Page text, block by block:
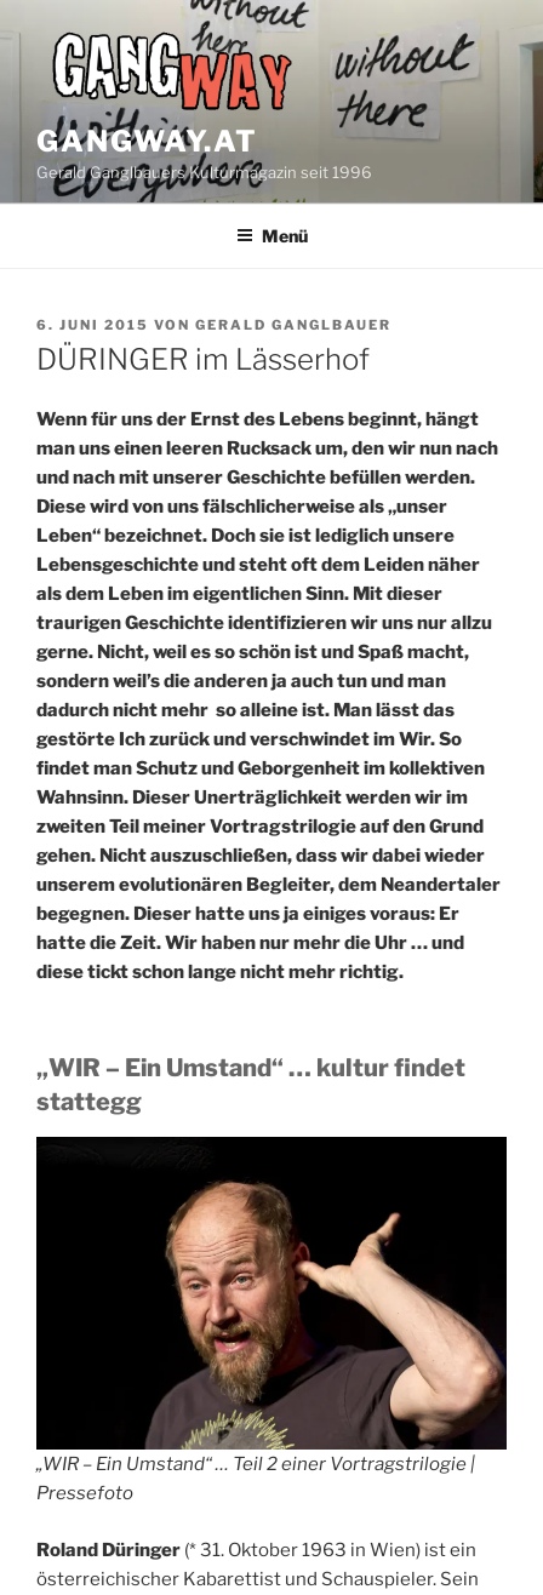
springen
GANGWAY.AT
Gerald Ganglbauers Kulturmagazin seit 1996
Menü
VERÖFFENTLICHT
AM
6. JUNI 2015 VON GERALD GANGLBAUER
DÜRINGER im Lässerhof
Wenn für uns der Ernst des Lebens beginnt, hängt
man uns einen leeren Rucksack um, den wir nun nach
und nach mit unserer Geschichte befüllen werden.
Diese wird von uns fälschlicherweise als „unser
Leben“ bezeichnet. Doch sie ist lediglich unsere
Lebensgeschichte und steht oft dem Leiden näher
als dem Leben im eigentlichen Sinn. Mit dieser
traurigen Geschichte identifizieren wir uns nur allzu
gerne. Nicht, weil es so schön ist und Spaß macht,
sondern weil’s die anderen ja auch tun und man
dadurch nicht mehr so alleine ist. Man lässt das
gestörte Ich zurück und verschwindet im Wir. So
findet man Schutz und Geborgenheit im kollektiven
Wahnsinn. Dieser Unerträglichkeit werden wir im
zweiten Teil meiner Vortragstrilogie auf den Grund
gehen. Nicht auszuschließen, dass wir dabei wieder
unserem evolutionären Begleiter, dem Neandertaler
begegnen. Dieser hatte uns ja einiges voraus: Er
hatte die Zeit. Wir haben nur mehr die Uhr … und
diese tickt schon lange nicht mehr richtig.
„WIR – Ein Umstand“ … kultur findet
stattegg
„WIR – Ein Umstand“ … Teil 2 einer Vortragstrilogie |
Pressefoto
Roland Düringer (* 31. Oktober 1963 in Wien) ist ein
österreichischer Kabarettist und Schauspieler. Sein